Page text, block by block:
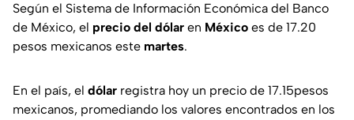
Según el Sistema de Información Económica del Banco
de México, el precio del dólar en México es de 17.20
pesos mexicanos este martes.
En el país, el dólar registra hoy un precio de 17.15pesos
mexicanos, promediando los valores encontrados en los